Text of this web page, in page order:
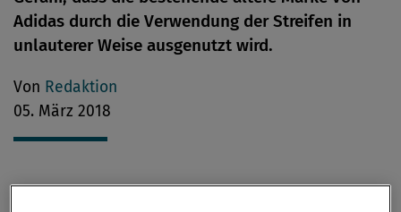
Adidas durch die Verwendung der Streifen in
unlauterer Weise ausgenutzt wird.
Von Redaktion
05. März 2018